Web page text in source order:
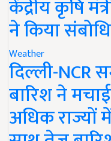
केंद्रीय कृषि
ने किया
Weather
दिल्ली-NCR
बारिश ने
अधिक